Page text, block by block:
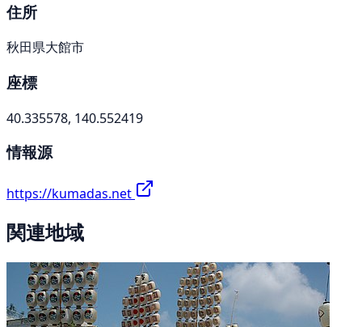
住所
秋田県大館市
座標
40.335578, 140.552419
情報源
https://kumadas.net
関連地域